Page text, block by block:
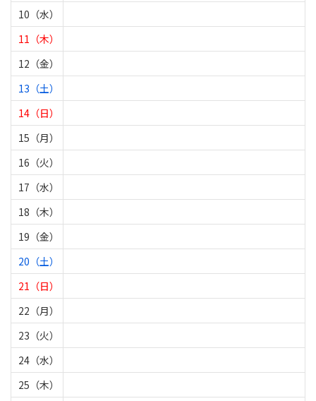
10（水）
11（木）
12（金）
13（土）
14（日）
15（月）
16（火）
17（水）
18（木）
19（金）
20（土）
21（日）
22（月）
23（火）
24（水）
25（木）